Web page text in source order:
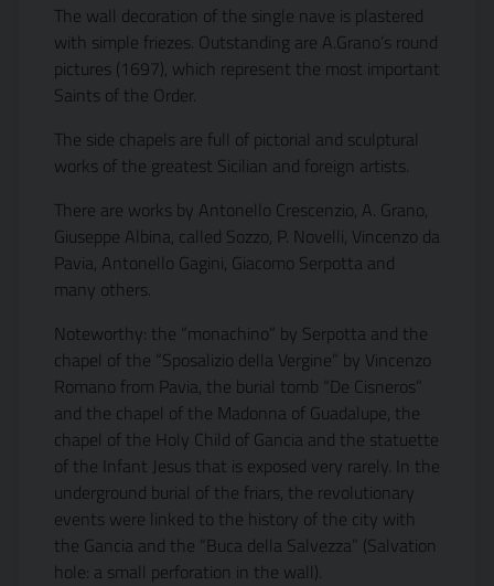
The wall decoration of the single nave is plastered
with simple friezes. Outstanding are A.Grano’s round
pictures (1697), which represent the most important
Saints of the Order.
The side chapels are full of pictorial and sculptural
works of the greatest Sicilian and foreign artists.
There are works by Antonello Crescenzio, A. Grano,
Giuseppe Albina, called Sozzo, P. Novelli, Vincenzo da
Pavia, Antonello Gagini, Giacomo Serpotta and
many others.
Noteworthy: the “monachino” by Serpotta and the
chapel of the “Sposalizio della Vergine” by Vincenzo
Romano from Pavia, the burial tomb “De Cisneros”
and the chapel of the Madonna of Guadalupe, the
chapel of the Holy Child of Gancia and the statuette
of the Infant Jesus that is exposed very rarely. In the
underground burial of the friars, the revolutionary
events were linked to the history of the city with
the Gancia and the “Buca della Salvezza” (Salvation
hole: a small perforation in the wall).